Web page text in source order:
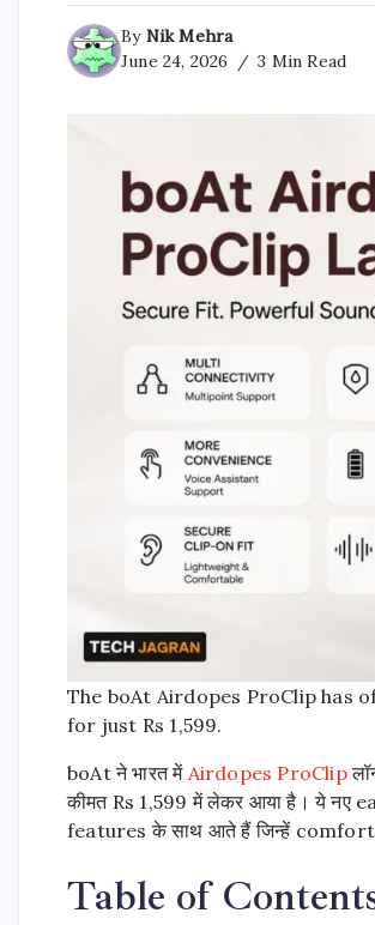
By Nik Mehra
June 24, 2026
3 Min Read
The boAt Airdopes ProClip has
for just Rs 1,599.
boAt ने भारत में Airdopes ProClip
कीमत Rs 1,599 में लेकर आया है। ये
features के साथ आते हैं जिन्हें comfort,
Table of